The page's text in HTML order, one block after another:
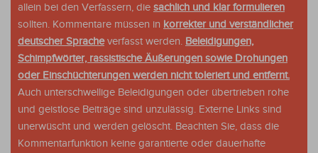
allein bei den Verfassern, die sachlich und klar formulieren
sollten. Kommentare müssen in korrekter und verständlicher
deutscher Spracheverfasst werden. Beleidigungen,
Schimpfwörter, rassistische Äußerungen sowie Drohungen
oder Einschüchterungen werden nicht toleriert und entfernt.
Auch unterschwellige Beleidigungen oder übertrieben rohe
und geistlose Beiträge sind unzulässig. Externe Links sind
unerwüscht und werden gelöscht. Beachten Sie, dass die
Kommentarfunktion keine garantierte oder dauerhafte